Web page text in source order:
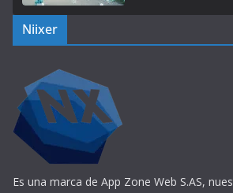
Niixer
Es una marca de App Zone Web S.AS,